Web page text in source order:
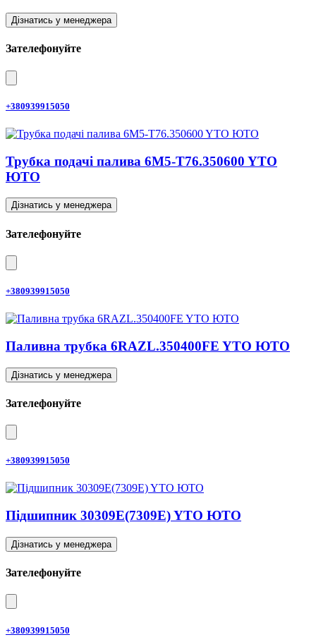
Дізнатись у менеджера
Зателефонуйте
+380939915050
Трубка подачі палива 6M5-T76.350600 YTO
ЮТО
Дізнатись у менеджера
Зателефонуйте
+380939915050
Паливна трубка 6RAZL.350400FE YTO ЮТО
Дізнатись у менеджера
Зателефонуйте
+380939915050
Підшипник 30309E(7309E) YTO ЮТО
Дізнатись у менеджера
Зателефонуйте
+380939915050